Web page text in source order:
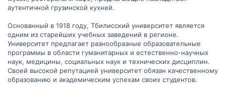
аутентичной грузинской кухней.
Основанный в 1918 году, Тбилисский университет является
одним из старейших учебных заведений в регионе.
Университет предлагает разнообразные образовательные
программы в области гуманитарных и естественно-научных
наук, медицины, социальных наук и технических дисциплин.
Своей высокой репутацией университет обязан качественному
образованию и академическим успехам своих студентов.